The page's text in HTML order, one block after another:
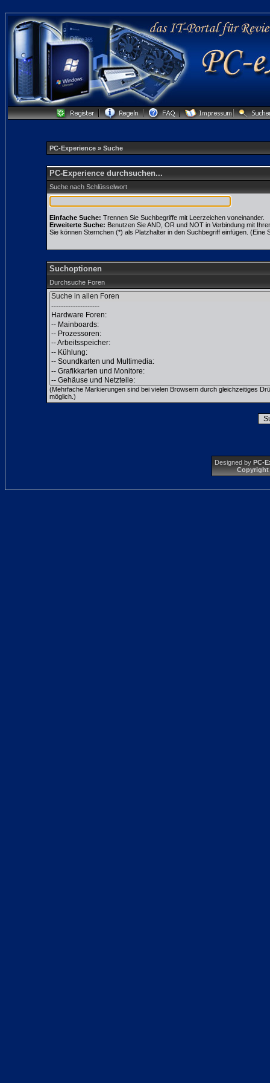
PC-Experience » Suche
PC-Experience durchsuchen...
Suche nach Schlüsselwort
Einfache Suche: Trennen Sie Suchbegriffe mit Leerzeichen voneinander.
Erweiterte Suche: Benutzen Sie AND, OR und NOT in Verbindung mit
Sie können Sternchen (*) als Platzhalter in den Suchbegriff einfügen. (Eine
Suchoptionen
Durchsuche Foren
(Mehrfache Markierungen sind bei vielen Browsern durch gleichzeitiges
möglich.)
Designed by PC-
Copyright